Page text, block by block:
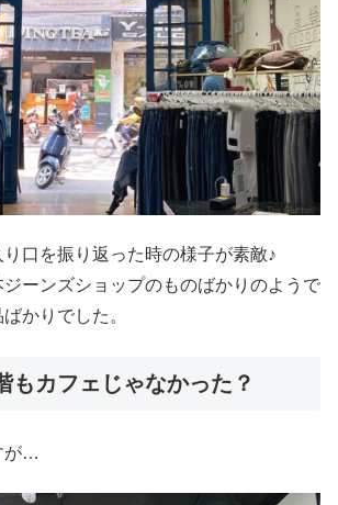
口を振り返った時の様子が素敵♪
ーンズショップのものばかりのようで
かりでした。
もカフェじゃなかった？
が…